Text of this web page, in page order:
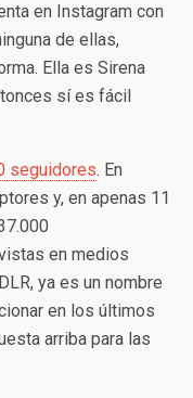
en Instagram con
de ellas,
Ella es Sirena
sí es fácil
seguidores. En
y, en apenas 11
en medios
ya es un nombre
en los últimos
arriba para las